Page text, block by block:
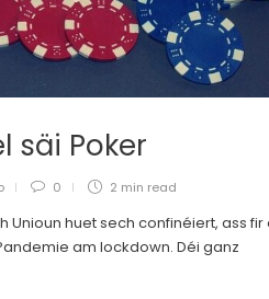
säi Poker
0 2 min read
Unioun huet sech confinéiert, ass fir
am lockdown. Déi ganz